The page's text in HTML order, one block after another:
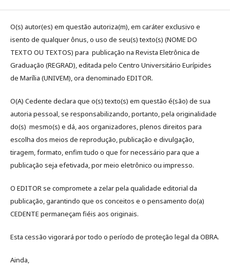
O(s) autor(es) em questão autoriza(m), em caráter exclusivo e
isento de qualquer ônus, o uso de seu(s) texto(s) (NOME DO
TEXTO OU TEXTOS) para publicação na Revista Eletrônica de
Graduação (REGRAD), editada pelo Centro Universitário Eurípides
de Marília (UNIVEM), ora denominado EDITOR.
O(A) Cedente declara que o(s) texto(s) em questão é(são) de sua
autoria pessoal, se responsabilizando, portanto, pela originalidade
do(s) mesmo(s) e dá, aos organizadores, plenos direitos para
escolha dos meios de reprodução, publicação e divulgação,
tiragem, formato, enfim tudo o que for necessário para que a
publicação seja efetivada, por meio eletrônico ou impresso.
O EDITOR se compromete a zelar pela qualidade editorial da
publicação, garantindo que os conceitos e o pensamento do(a)
CEDENTE permaneçam fiéis aos originais.
Esta cessão vigorará por todo o período de proteção legal da OBRA.
Ainda,